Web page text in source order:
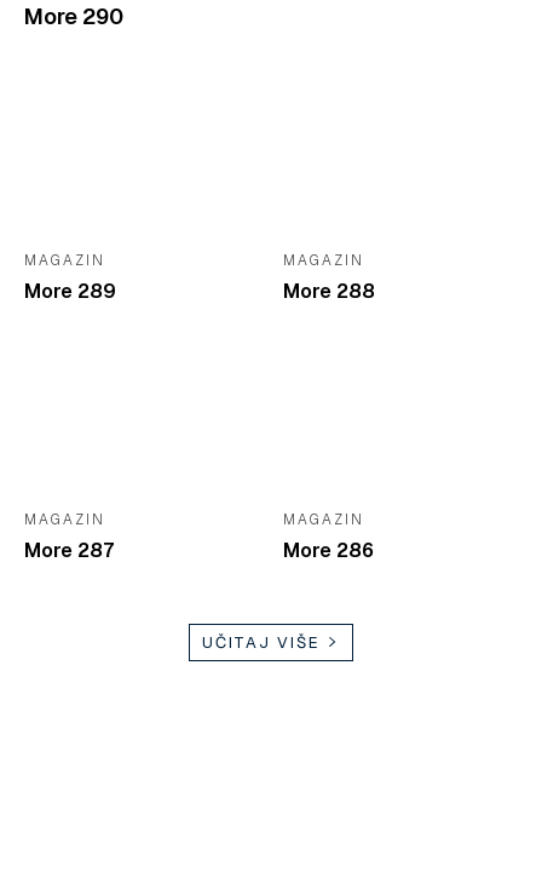
More 290
MAGAZIN
More 289
MAGAZIN
More 288
MAGAZIN
More 287
MAGAZIN
More 286
UČITAJ VIŠE